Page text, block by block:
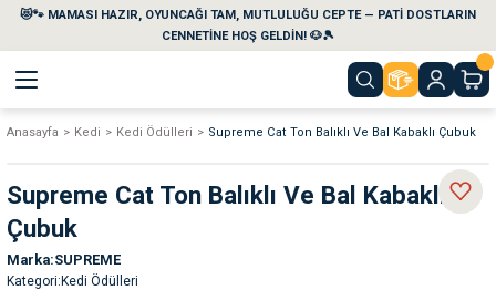
😻🐾 MAMASI HAZIR, OYUNCAĞI TAM, MUTLULUĞU CEPTE — PATİ DOSTLARIN
CENNETİNE HOŞ GELDİN! 🐶🎾
Geri Dön
Geri Dön
Temizlik Ürünleri
Geri Dön
Geri Dön
Geri Dön
Geri Dön
Anasayfa Kedi Kedi Ödülleri Supreme Cat Ton Balıklı Ve Bal Kabaklı Çubuk
Supreme Cat Ton Balıklı Ve Bal Kabaklı
Çubuk
Marka SUPREME
Kategori Kedi Ödülleri